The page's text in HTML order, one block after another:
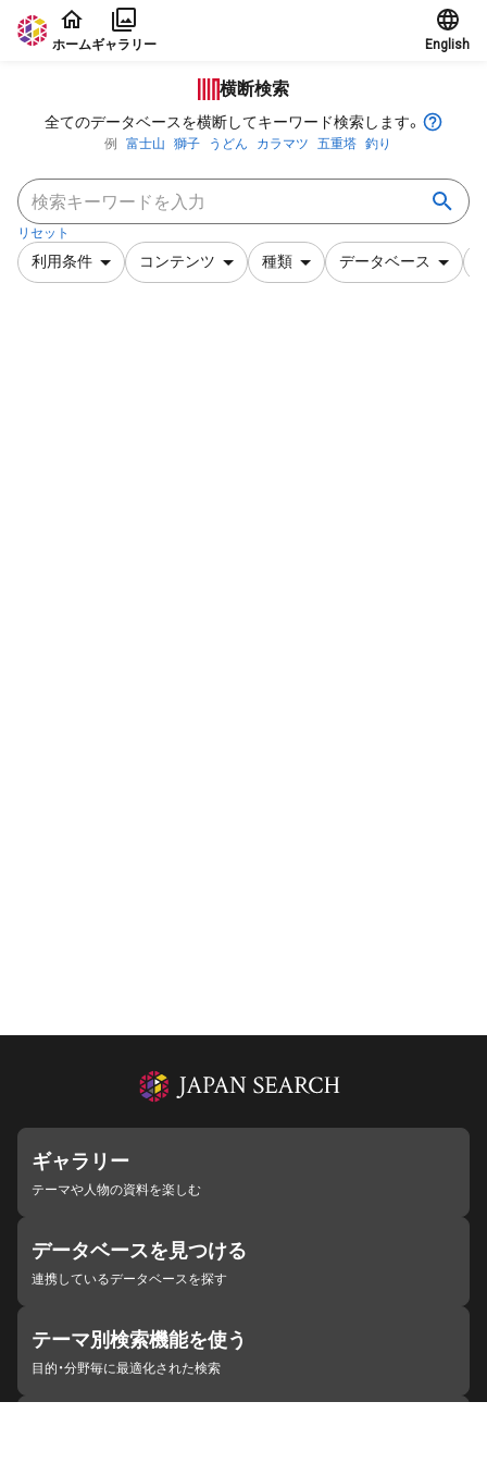
本文に飛ぶ
ホームギャラリー English
横断検索
全てのデータベースを横断してキーワード検索します。
例 富士山 獅子 うどん カラマツ 五重塔 釣り
リセット
利用条件 コンテンツ 種類 データベース
ギャラリー
テーマや人物の資料を楽しむ
データベースを見つける
連携しているデータベースを探す
テーマ別検索機能を使う
目的・分野毎に最適化された検索